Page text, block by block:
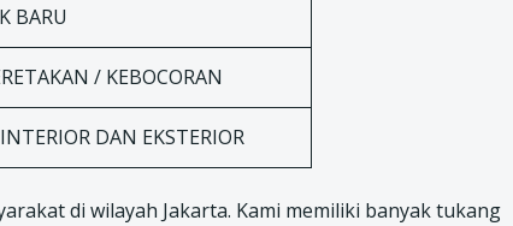
BARU
/ KEBOCORAN
DAN EKSTERIOR
di wilayah Jakarta. Kami memiliki banyak tukang